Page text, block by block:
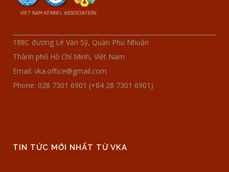
188C đường Lê Văn Sỹ, Quận Phú Nhuận
Thành phố Hồ Chí Minh, Việt Nam
Email: vka.office@gmail.com
Phone: 028 7301 6901 (+84 28 7301 6901)
TIN TỨC MỚI NHẤT TỪ VKA